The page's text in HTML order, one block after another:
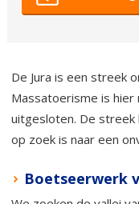
De Jura is een streek
Massatoerisme is hier
uitgesloten. De
op zoek is naar een
Boetseerwerk